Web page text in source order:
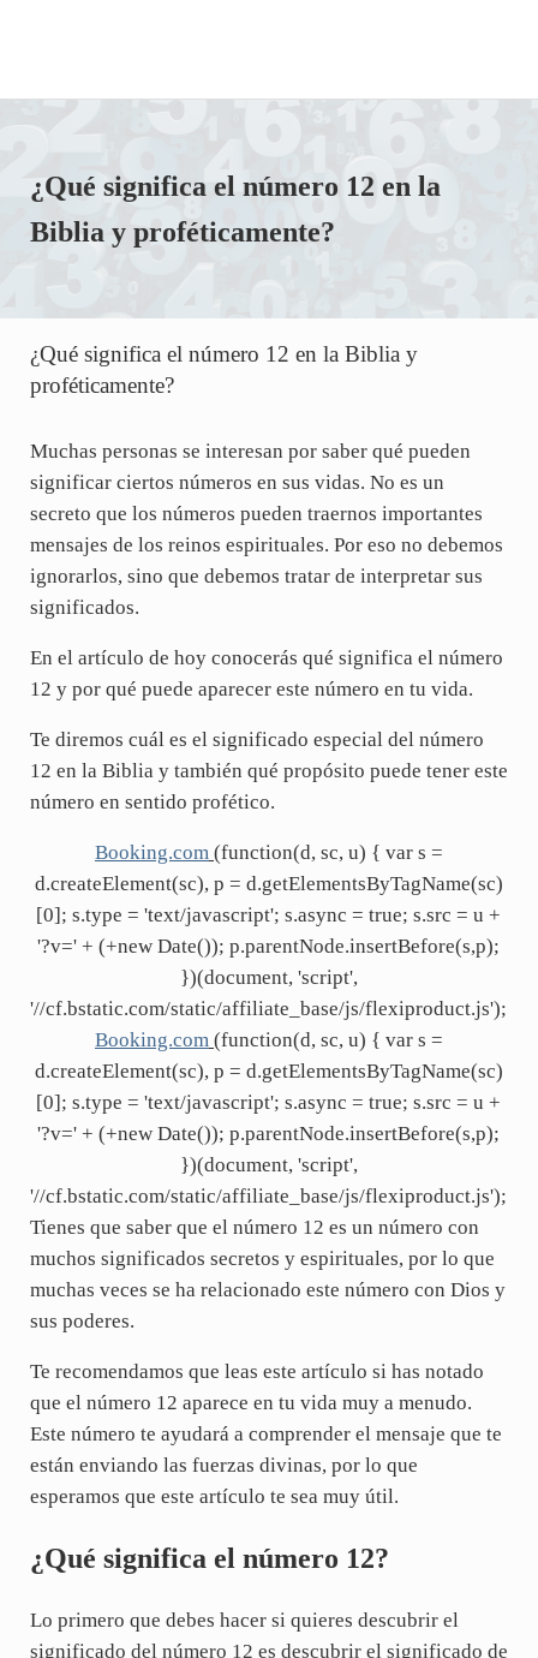
¿Qué significa el número 12 en la
Biblia y proféticamente?
¿Qué significa el número 12 en la Biblia y
proféticamente?
Muchas personas se interesan por saber qué pueden
significar ciertos números en sus vidas. No es un
secreto que los números pueden traernos importantes
mensajes de los reinos espirituales. Por eso no debemos
ignorarlos, sino que debemos tratar de interpretar sus
significados.
En el artículo de hoy conocerás qué significa el número
12 y por qué puede aparecer este número en tu vida.
Te diremos cuál es el significado especial del número
12 en la Biblia y también qué propósito puede tener este
número en sentido profético.
Booking.com (function(d, sc, u) { var s =
d.createElement(sc), p = d.getElementsByTagName(sc)
[0]; s.type = 'text/javascript'; s.async = true; s.src = u +
'?v=' + (+new Date()); p.parentNode.insertBefore(s,p);
})(document, 'script',
'//cf.bstatic.com/static/affiliate_base/js/flexiproduct.js');
Booking.com (function(d, sc, u) { var s =
d.createElement(sc), p = d.getElementsByTagName(sc)
[0]; s.type = 'text/javascript'; s.async = true; s.src = u +
'?v=' + (+new Date()); p.parentNode.insertBefore(s,p);
})(document, 'script',
'//cf.bstatic.com/static/affiliate_base/js/flexiproduct.js');
Tienes que saber que el número 12 es un número con
muchos significados secretos y espirituales, por lo que
muchas veces se ha relacionado este número con Dios y
sus poderes.
Te recomendamos que leas este artículo si has notado
que el número 12 aparece en tu vida muy a menudo.
Este número te ayudará a comprender el mensaje que te
están enviando las fuerzas divinas, por lo que
esperamos que este artículo te sea muy útil.
¿Qué significa el número 12?
Lo primero que debes hacer si quieres descubrir el
significado del número 12 es descubrir el significado de